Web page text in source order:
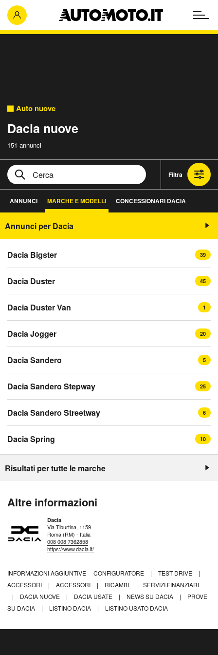
Auto nuove
Dacia nuove
151 annunci
Filtra
ANNUNCI MARCHE E MODELLI CONCESSIONARI DACIA
Annunci per Dacia
Dacia Bigster 39
Dacia Duster 45
Dacia Duster Van 1
Dacia Jogger 20
Dacia Sandero 5
Dacia Sandero Stepway 25
Dacia Sandero Streetway 6
Dacia Spring 10
Risultati per tutte le marche
Altre informazioni
Dacia
Via Tiburtina, 1159
Roma (RM) - Italia
008 008 7362858
https://www.dacia.it/
INFORMAZIONI AGGIUNTIVE CONFIGURATORE | TEST DRIVE
|
ACCESSORI
| ACCESSORI | RICAMBI |
SERVIZI FINANZIARI
|
DACIA NUOVE | DACIA USATE | NEWS SU DACIA |
PROVE
SU DACIA
| LISTINO DACIA | LISTINO USATO DACIA